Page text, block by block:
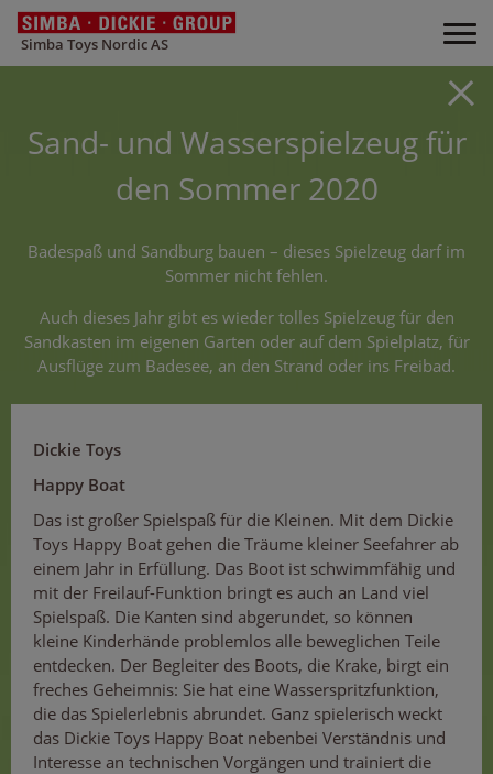
Simba Toys Nordic AS
Sand- und Wasserspielzeug für
den Sommer 2020
Badespaß und Sandburg bauen – dieses Spielzeug darf im
Sommer nicht fehlen.
Auch dieses Jahr gibt es wieder tolles Spielzeug für den
Sandkasten im eigenen Garten oder auf dem Spielplatz, für
Ausflüge zum Badesee, an den Strand oder ins Freibad.
Dickie Toys
Happy Boat
Das ist großer Spielspaß für die Kleinen. Mit dem Dickie
Toys Happy Boat gehen die Träume kleiner Seefahrer ab
einem Jahr in Erfüllung. Das Boot ist schwimmfähig und
mit der Freilauf-Funktion bringt es auch an Land viel
Spielspaß. Die Kanten sind abgerundet, so können
kleine Kinderhände problemlos alle beweglichen Teile
entdecken. Der Begleiter des Boots, die Krake, birgt ein
freches Geheimnis: Sie hat eine Wasserspritzfunktion,
die das Spielerlebnis abrundet. Ganz spielerisch weckt
das Dickie Toys Happy Boat nebenbei Verständnis und
Interesse an technischen Vorgängen und trainiert die